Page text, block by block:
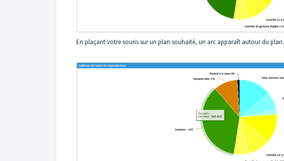
En plaçant votre souris sur un plan souhaité, un arc apparaît autour du plan.